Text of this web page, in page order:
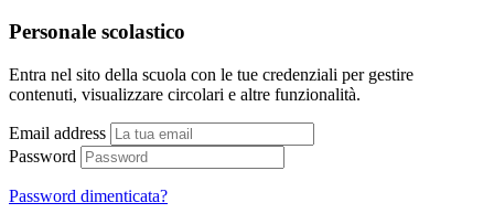
Personale scolastico
Entra nel sito della scuola con le tue credenziali per gestire
contenuti, visualizzare circolari e altre funzionalità.
Email address
Password
Password dimenticata?